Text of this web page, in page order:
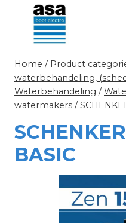
Doorgaan
inhoud
Home / Product
waterbehandeling,
Waterbehandeling /
watermakers /
BASIC